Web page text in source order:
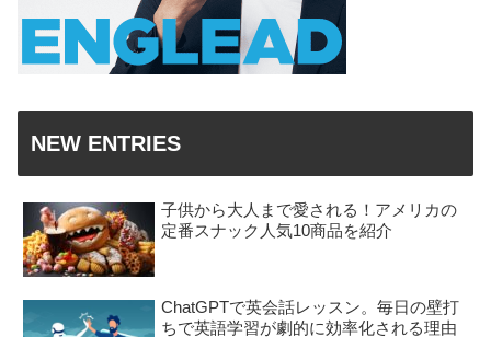
NEW ENTRIES
子供から大人まで愛される！アメリカの
定番スナック人気10商品を紹介
ChatGPTで英会話レッスン。毎日の壁打
ちで英語学習が劇的に効率化される理由